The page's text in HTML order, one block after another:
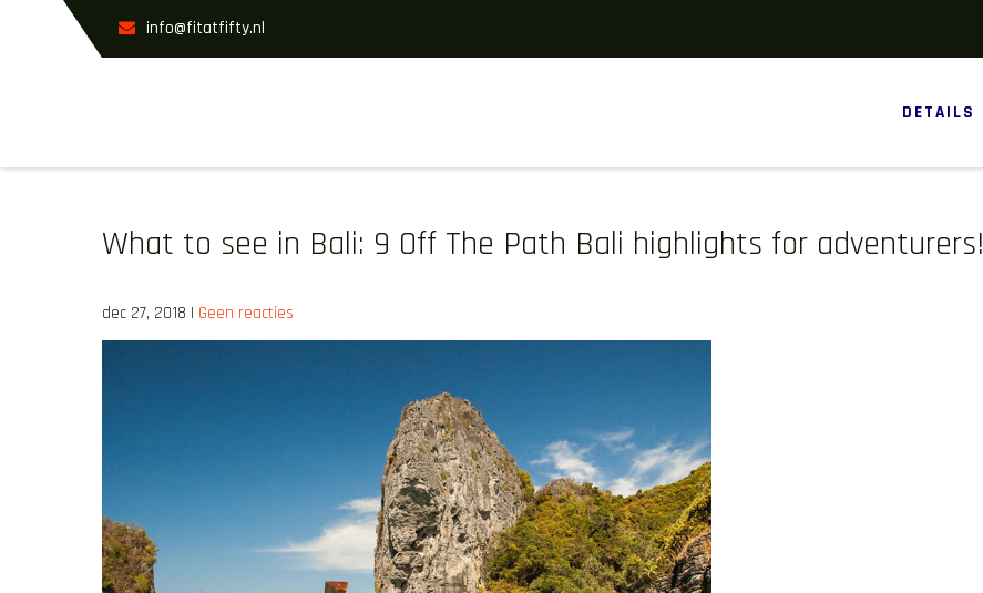
info@fitatfifty.nl
DETAILS
What to see in Bali: 9 Off The Path Bali highlights for adventurers!
dec 27, 2018 | Geen reacties